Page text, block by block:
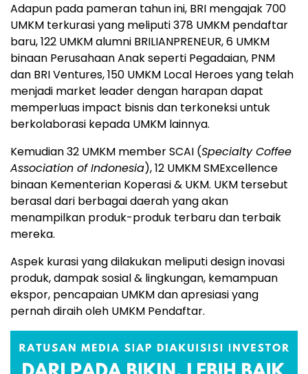
Adapun pada pameran tahun ini, BRI mengajak 700
UMKM terkurasi yang meliputi 378 UMKM pendaftar
baru, 122 UMKM alumni BRILIANPRENEUR, 6 UMKM
binaan Perusahaan Anak seperti Pegadaian, PNM
dan BRI Ventures, 150 UMKM Local Heroes yang telah
menjadi market leader dengan harapan dapat
memperluas impact bisnis dan terkoneksi untuk
berkolaborasi kepada UMKM lainnya.
Kemudian 32 UMKM member SCAI (Specialty Coffee
Association of Indonesia), 12 UMKM SMExcellence
binaan Kementerian Koperasi & UKM. UKM tersebut
berasal dari berbagai daerah yang akan
menampilkan produk-produk terbaru dan terbaik
mereka.
Aspek kurasi yang dilakukan meliputi design inovasi
produk, dampak sosial & lingkungan, kemampuan
ekspor, pencapaian UMKM dan apresiasi yang
pernah diraih oleh UMKM Pendaftar.